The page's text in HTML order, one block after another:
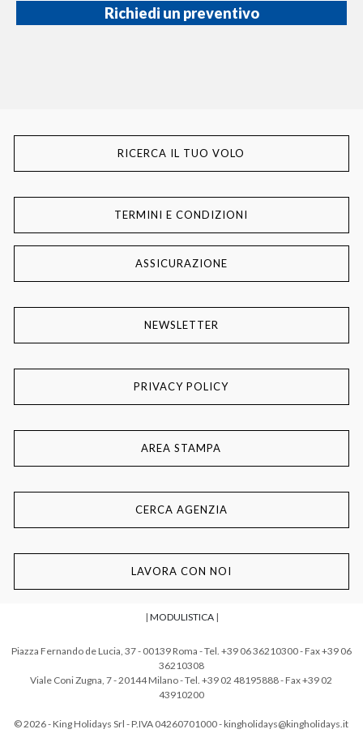
Richiedi un preventivo
RICERCA IL TUO VOLO
TERMINI E CONDIZIONI
ASSICURAZIONE
NEWSLETTER
PRIVACY POLICY
AREA STAMPA
CERCA AGENZIA
LAVORA CON NOI
| MODULISTICA|
Piazza Fernando de Lucia, 37 - 00139 Roma - Tel. +39 06 36210300 - Fax +39 06
36210308
Viale Coni Zugna, 7 - 20144 Milano - Tel. +39 02 48195888 - Fax +39 02
43910200
© 2026 - King Holidays Srl - P.IVA 04260701000 - kingholidays@kingholidays.it